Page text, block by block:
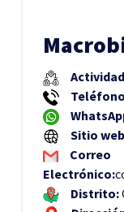
Sitio
Correo
Electrónico:
Distrito: